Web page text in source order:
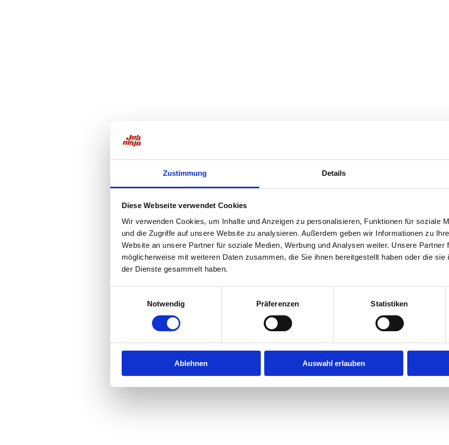
Zustimmung Details
Diese Webseite verwendet Cookies
Wir verwenden Cookies, um Inhalte und Anzeigen zu personalisieren, Funktionen für soziale
und die Zugriffe auf unsere Website zu analysieren. Außerdem geben wir Informationen zu
Website an unsere Partner für soziale Medien, Werbung und Analysen weiter. Unsere Partner
möglicherweise mit weiteren Daten zusammen, die Sie ihnen bereitgestellt haben oder die sie
der Dienste gesammelt haben.
Notwendig
Präferenzen Statistiken
Ablehnen Auswahl erlauben
Application error: aclient-side exception has occurred while loadingjobninja.com(see the